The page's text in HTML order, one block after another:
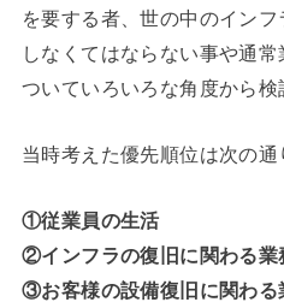
を要する者、世の中のインフ
しなくてはならない事や通
ついていろいろな角度から検
当時考えた優先順位は次の通
①従業員の生活
②インフラの復旧に関わる業
③お客様の設備復旧に関わる